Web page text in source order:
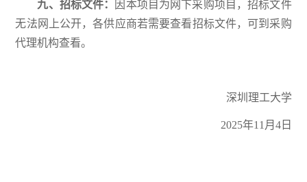
九、招标文件：
因本项目为网下采购项目，招标文件
无法网上公开，各供应商若需要查看招标文件，可到采购
代理机构查看。
深圳理工大学
2025年11月4日